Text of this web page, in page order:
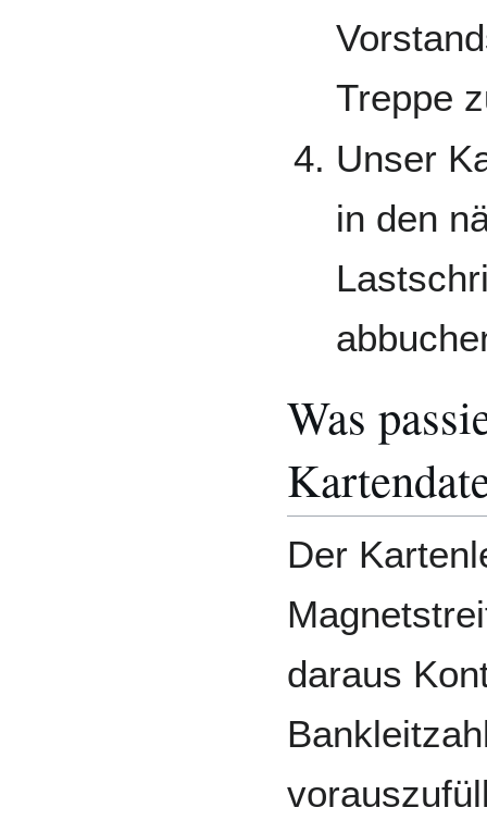
Treppe
Unser
in den
Was
Der
daraus